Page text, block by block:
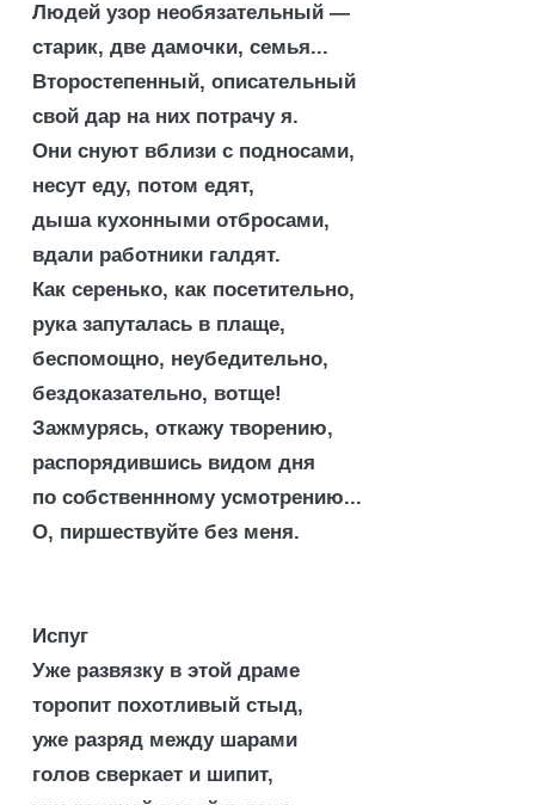
Людей узор необязательный —
старик, две дамочки, семья...
Второстепенный, описательный
свой дар на них потрачу я.
Они снуют вблизи с подносами,
несут еду, потом едят,
дыша кухонными отбросами,
вдали работники галдят.
Как серенько, как посетительно,
рука запуталась в плаще,
беспомощно, неубедительно,
бездоказательно, вотще!
Зажмурясь, откажу творению,
распорядившись видом дня
по собственнному усмотрению...
О, пиршествуйте без меня.
Испуг
Уже развязку в этой драме
торопит похотливый стыд,
уже разряд между шарами
голов сверкает и шипит,